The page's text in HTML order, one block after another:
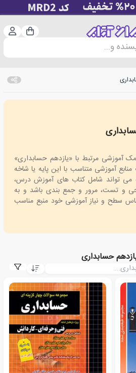
سبد
و...
grade11
آموزشی مرتبط با «یازدهم حسابداری»
آموزشی متناسب با این پایه یا شاخه
می تواند شامل کتاب های آموزش درس،
و تست، مرور و جمع بندی باشد و به
سطح و نیاز آموزشی خود منبع مناسب
حسابداری